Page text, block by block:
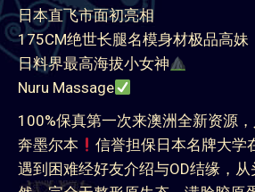
奔墨尔本
信誉担保日本名牌大学
遇到困难经好友介绍与OD结缘，从
然，完全无整形原生态，满脸胶原
岁月沟壑，纯情女大清丽气质，五
情四目相接感觉超对味，淡妆干净
不艹可惜，神态娇媚含春隐隐期待
净高175女神海拔，绝无水分真数
鲜嫩敏感酮体，完美发育前凸后